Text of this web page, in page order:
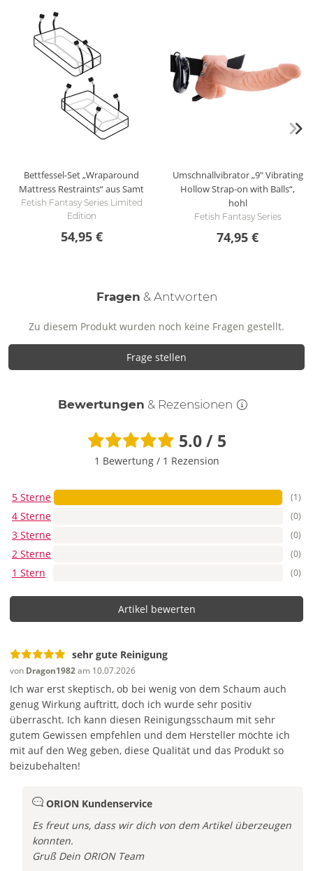
Bettfessel-Set „Wraparound
Mattress Restraints“ aus Samt
Fetish Fantasy Series Limited
Edition
54,95 €
Umschnallvibrator „9" Vibrating
Hollow Strap-on with Balls“,
hohl
Fetish Fantasy Series
74,95 €
Fragen & Antworten
Zu diesem Produkt wurden noch keine Fragen gestellt.
Frage stellen
Bewertungen & Rezensionen
5.0 / 5
1 Bewertung / 1 Rezension
5 Sterne (1)
4 Sterne (0)
3 Sterne (0)
2 Sterne (0)
1 Stern (0)
Artikel bewerten
sehr gute Reinigung
von Dragon1982am 10.07.2026
Ich war erst skeptisch, ob bei wenig von dem Schaum auch
genug Wirkung auftritt, doch ich wurde sehr positiv
überrascht. Ich kann diesen Reinigungsschaum mit sehr
gutem Gewissen empfehlen und dem Hersteller möchte ich
mit auf den Weg geben, diese Qualität und das Produkt so
beizubehalten!
ORION Kundenservice
Es freut uns, dass wir dich von dem Artikel überzeugen
konnten.
Gruß Dein ORION Team